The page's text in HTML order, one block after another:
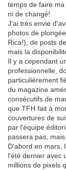
temps de faire
ni de changé!
J'ai très envie
photos de
Rica!), de posts
mais la
Il y a cependant
professionnelle,
particulièrement
du magazine
consécutifs de
que TFH fait à
couvertures de
par l'équipe
passera pas,
D'abord en mars,
l'été dernier avec
millions de pixels